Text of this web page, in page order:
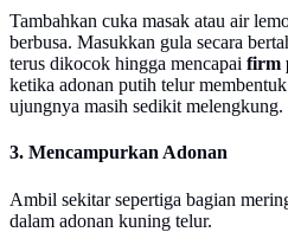
Tambahkan cuka masak atau air
berbusa. Masukkan gula secara
terus dikocok hingga mencapai firm
ketika adonan putih telur
ujungnya masih sedikit melengkung.
3. Mencampurkan Adonan
Ambil sekitar sepertiga bagian
dalam adonan kuning telur.